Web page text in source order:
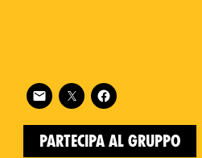
Follow XR Wiveliscombe on
Partecipa al gruppo